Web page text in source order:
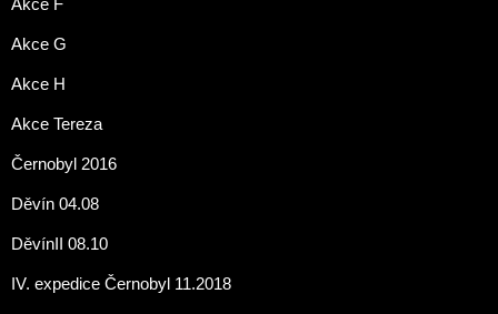
Akce F
Akce G
Akce H
Akce Tereza
Černobyl 2016
Děvín 04.08
DěvínII 08.10
IV. expedice Černobyl 11.2018